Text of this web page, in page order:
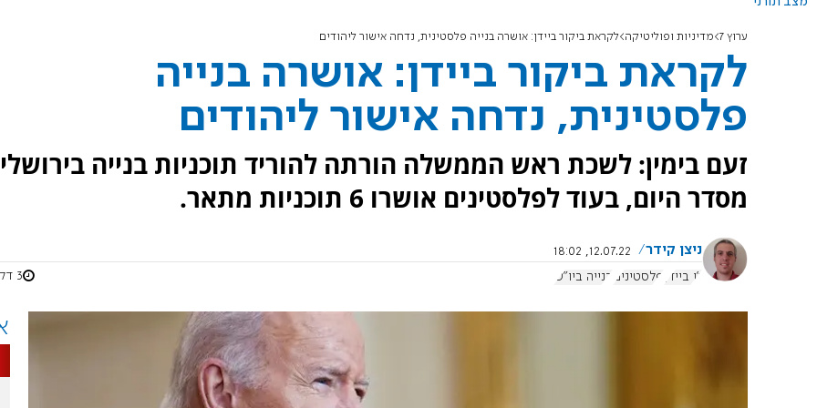
ערוץ 7 מדיניות ופוליטיקה לקראת ביקור ביידן: אושרה בנייה פלסטינית, נדחה אישור ליהודים
לקראת ביקור ביידן: אושרה בנייה
פלסטינית, נדחה אישור ליהודים
זעם בימין: לשכת ראש הממשלה הורתה להוריד תוכניות בנייה
מסדר היום, בעוד לפלסטינים אושרו 6 תוכניות מתאר.
ניצן קידר
12.07.22, 18:02
ג'ו ביידן
פלסטינים בנייה ביו"ש 3 דקות